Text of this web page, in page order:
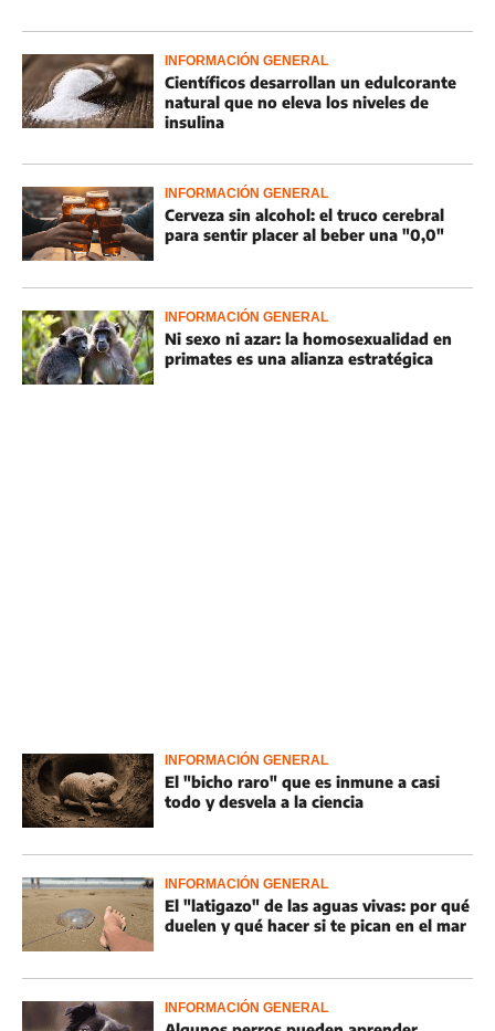
INFORMACIÓN GENERAL
Científicos desarrollan un edulcorante
natural que no eleva los niveles de
insulina
INFORMACIÓN GENERAL
Cerveza sin alcohol: el truco cerebral
para sentir placer al beber una "0,0"
INFORMACIÓN GENERAL
Ni sexo ni azar: la homosexualidad en
primates es una alianza estratégica
INFORMACIÓN GENERAL
El "bicho raro" que es inmune a casi
todo y desvela a la ciencia
INFORMACIÓN GENERAL
El "latigazo" de las aguas vivas: por qué
duelen y qué hacer si te pican en el mar
INFORMACIÓN GENERAL